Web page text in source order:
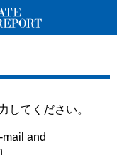
してください。
and